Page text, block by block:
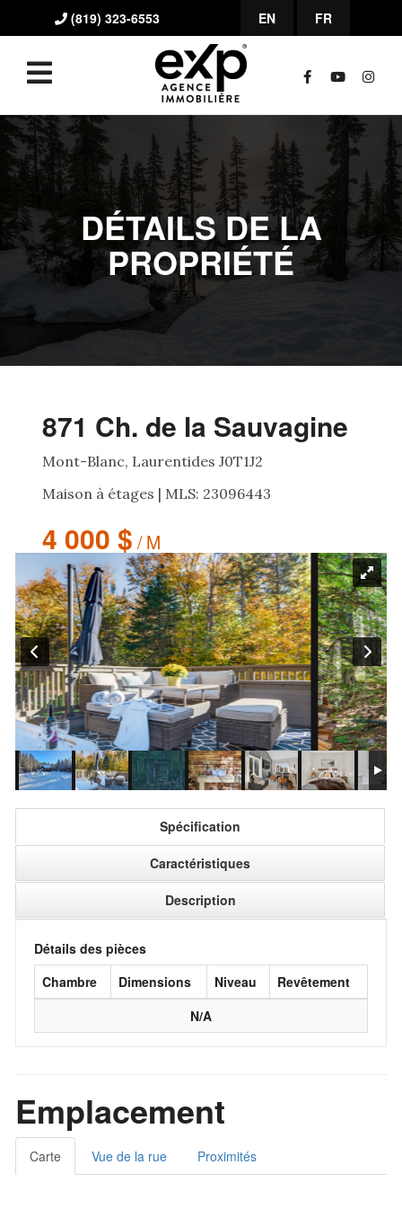
(819) 323-6553 EN FR
DÉTAILS DE LA
PROPRIÉTÉ
871 Ch. de la Sauvagine
Mont-Blanc, Laurentides J0T1J2
Maison à étages | MLS: 23096443
4 000 $ / M
Spécification
Caractéristiques
Description
Détails des pièces
Chambre
Dimensions Niveau
Revêtement
N/A
Emplacement
Carte Vue de la rue Proximités